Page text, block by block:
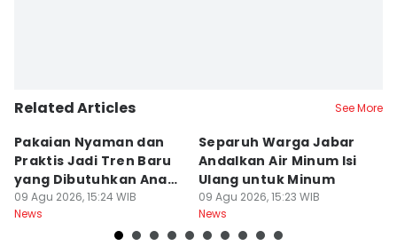
Related Articles See More
Pakaian Nyaman dan
Praktis Jadi Tren Baru
yang Dibutuhkan Anak
Muda
09 Agu 2026, 15:24 WIB
News
Separuh Warga Jabar
Andalkan Air Minum Isi
Ulang untuk Minum
09 Agu 2026, 15:23 WIB
News